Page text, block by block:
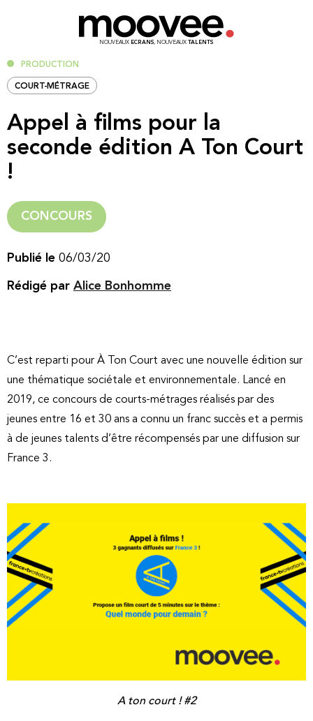
NOUVEAUX ECRANS, NOUVEAUX TALENTS
PRODUCTION
COURT-MÉTRAGE
Appel à films pour la
seconde édition A Ton Court
!
CONCOURS
Publié le 06/03/20
Rédigé par Alice Bonhomme
C’est reparti pour À Ton Court avec une nouvelle édition sur
une thématique sociétale et environnementale. Lancé en
2019, ce concours de courts-métrages réalisés par des
jeunes entre 16 et 30 ans a connu un franc succès et a permis
à de jeunes talents d’être récompensés par une diffusion sur
France 3.
A ton court ! #2